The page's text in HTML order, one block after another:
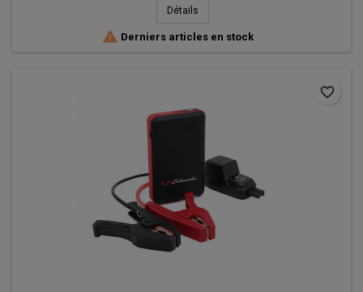
Détails
 Derniers articles en stock
favorite_border